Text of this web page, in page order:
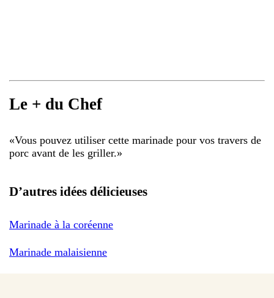
Le + du Chef
«Vous pouvez utiliser cette marinade pour vos travers de
porc avant de les griller.»
D’autres idées délicieuses
Marinade à la coréenne
Marinade malaisienne